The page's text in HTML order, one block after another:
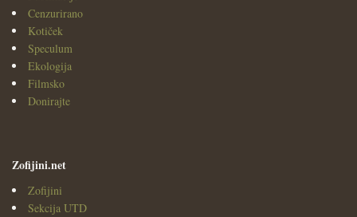
Cenzurirano
Kotiček
Speculum
Ekologija
Filmsko
Donirajte
Zofijini.net
Zofijini
Sekcija UTD